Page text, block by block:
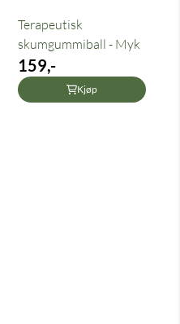
Terapeutisk
skumgummiball - Myk
159,-
Kjøp